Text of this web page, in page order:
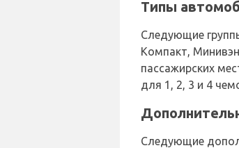
Типы
Следующие
Компакт,
пассажирских
для 1, 2, 3 и 4
Следующие